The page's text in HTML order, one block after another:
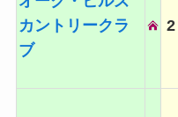
カントリークラ
ブ
2